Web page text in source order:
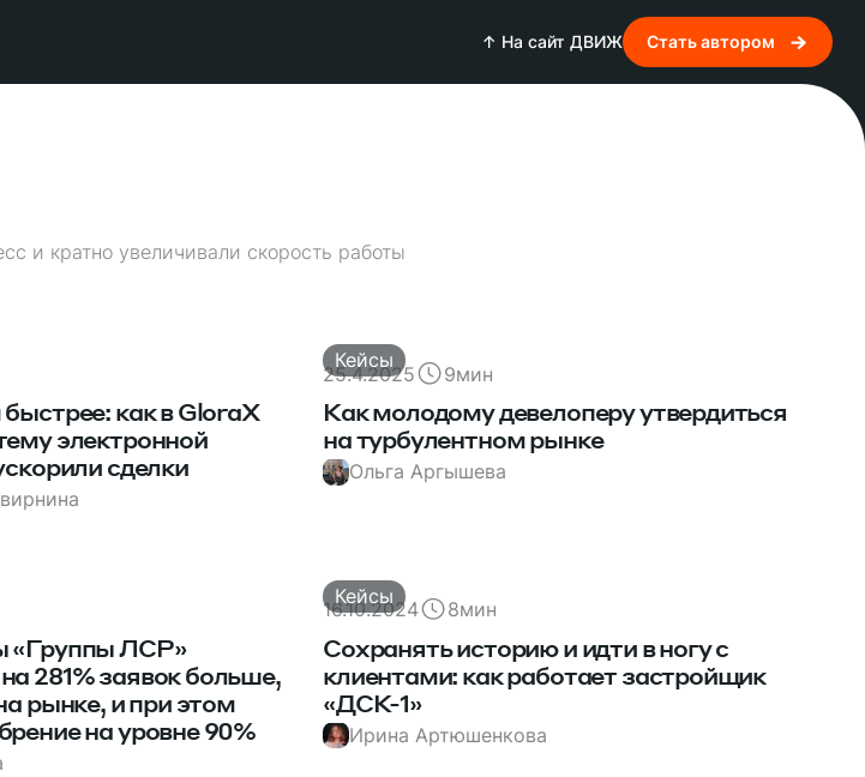
↑ На сайт ДВИЖ Стать автором
и кратно увеличивали скорость работы
как в GloraX
электронной
сделки
25.4.2025 9мин
Как молодому девелоперу утвердиться
на турбулентном рынке
Ольга Аргышева
Кейсы
«Группы ЛСР»
281% заявок больше,
рынке, и при этом
на уровне 90%
16.10.2024 8мин
Сохранять историю и идти в ногу с
клиентами: как работает застройщик
«ДСК-1»
Ирина Артюшенкова
Кейсы